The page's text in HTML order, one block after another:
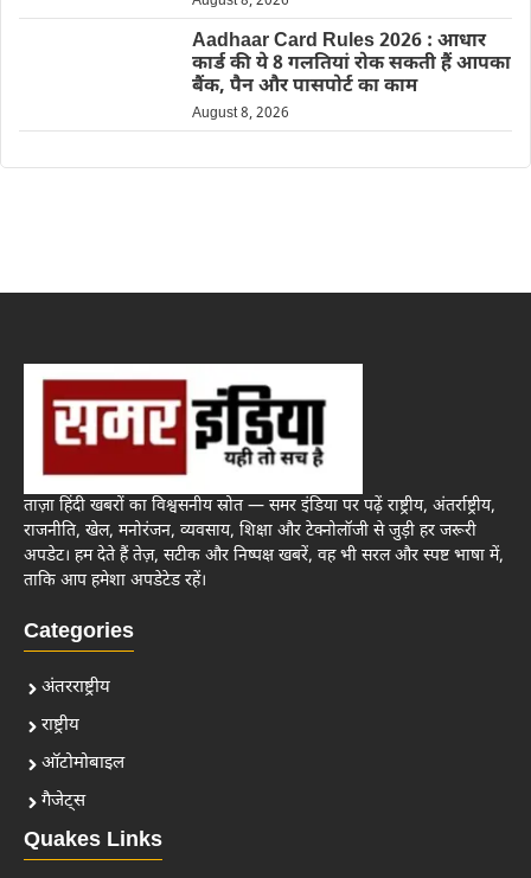
Aadhaar Card Rules 2026 : आधार
कार्ड की ये 8 गलतियां रोक सकती हैं आपका
बैंक, पैन और पासपोर्ट का काम
August 8, 2026
ताज़ा हिंदी खबरों का विश्वसनीय स्रोत — समर इंडिया पर पढ़ें राष्ट्रीय, अंतर्राष्ट्रीय,
राजनीति, खेल, मनोरंजन, व्यवसाय, शिक्षा और टेक्नोलॉजी से जुड़ी हर जरूरी
अपडेट। हम देते हैं तेज़, सटीक और निष्पक्ष खबरें, वह भी सरल और स्पष्ट भाषा में,
ताकि आप हमेशा अपडेटेड रहें।
Categories
अंतरराष्ट्रीय
राष्ट्रीय
ऑटोमोबाइल
गैजेट्स
Quakes Links